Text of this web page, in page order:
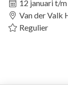
12 januari t/
Van der Valk
Regulier